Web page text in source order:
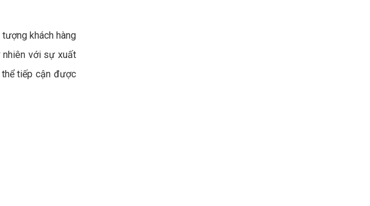
khách hàng
nhiên với sự xuất
tiếp cận được